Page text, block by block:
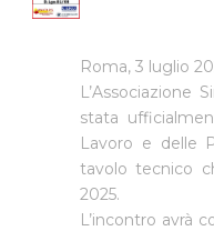
Roma, 3 luglio
L’Associazione
stata
Lavoro e delle
tavolo tecnico
2025.
L’incontro avrà